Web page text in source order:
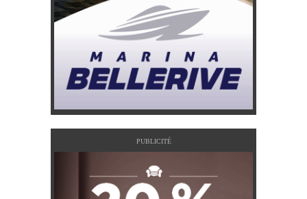
PUBLICITÉ